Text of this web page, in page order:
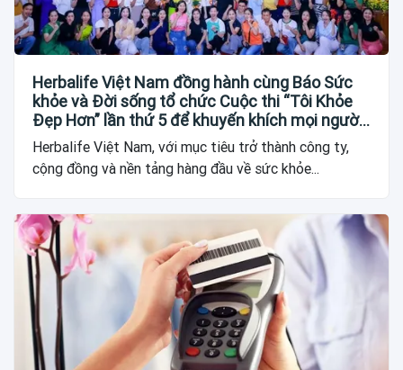
Herbalife Việt Nam đồng hành cùng Báo Sức
khỏe và Đời sống tổ chức Cuộc thi “Tôi Khỏe
Đẹp Hơn” lần thứ 5 để khuyến khích mọi người
trở thành phiên bản tốt hơn của chính mình
Herbalife Việt Nam, với mục tiêu trở thành công ty,
cộng đồng và nền tảng hàng đầu về sức khỏe...